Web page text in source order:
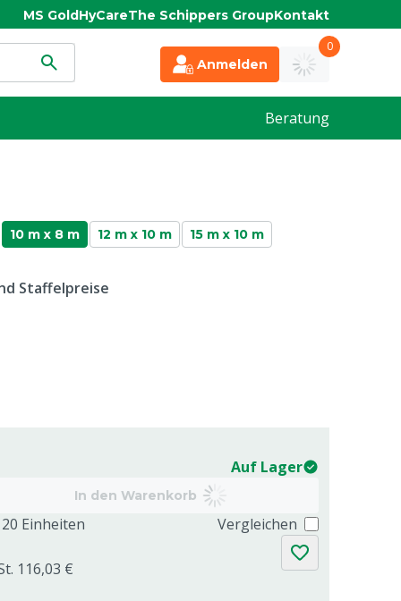
MS GoldHyCareThe Schippers GroupKontakt
Anmelden
0
Beratung
10 m x 8 m 12 m x 10 m
15 m x 10 m
Auf Lager
In den Warenkorb
20 Einheiten
116,03 €
Vergleichen
Staffelpreise